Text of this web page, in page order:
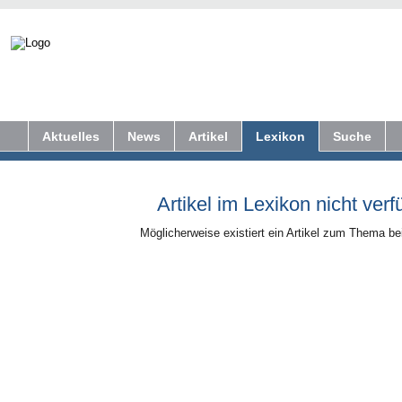
Aktuelles News Artikel Lexikon Suche
Artikel im Lexikon nicht
Möglicherweise existiert ein Artikel zum Thema